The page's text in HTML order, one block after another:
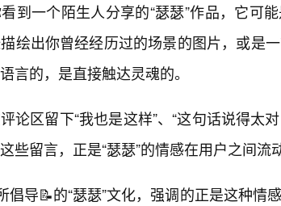
到一个陌生人分享的“瑟瑟”作品，它可
绘出你曾经经历过的场景的图片，或是
言的，是直接触达灵魂的。
论区留下“我也是这样”、“这句话说得太
些留言，正是“瑟瑟”的情感在用户之间流
倡导📝的“瑟瑟”文化，强调的正是这种情